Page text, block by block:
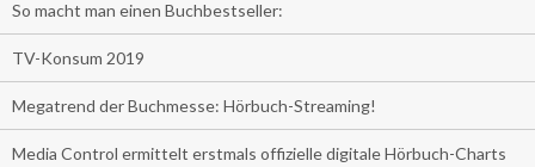
So macht man einen Buchbestseller:
TV-Konsum 2019
Megatrend der Buchmesse: Hörbuch-Streaming!
Media Control ermittelt erstmals offizielle digitale Hörbuch-Charts